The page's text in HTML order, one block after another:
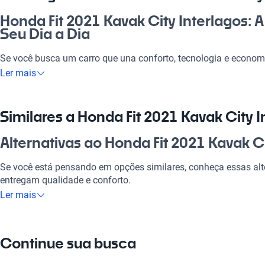
Honda Fit 2021 Kavak City Interlagos:
Seu Dia a Dia
Se você busca um carro que una conforto, tecnologia e
Interlagos é a escolha certa! Olha, ele se adapta perfeitamente
que precisa para arrasar nas suas aventuras urbanas.
Por que escolher Honda Fit 2021
Tecnologia ao seu dispor
Desfrute da melhor tecnologia com Tecnologia moderna,
experiência conectada e confortável.
Opções comoHonda City, Honda Civic
Ler mais
Similares a Honda Fit 2021 Kavak City
Alternativas ao Honda Fit 2021 Kavak
Se você está pensando em opções similares, conheça essas
entregam qualidade e conforto.
Honda Fit Kavak Plaza
Ler mais
Continue sua busca